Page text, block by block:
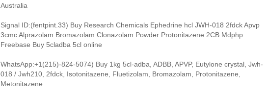
Australia
Signal ID:(fentpint.33) Buy Research Chemicals Ephedrine hcl JWH-018 2fdck Apvp
3cmc Alprazolam Bromazolam Clonazolam Powder Protonitazene 2CB Mdphp
Freebase Buy 5cladba 5cl online
WhatsApp:+1(215)-824-5074) Buy 1kg 5cl-adba, ADBB, APVP, Eutylone crystal, Jwh-
018 / Jwh210, 2fdck, Isotonitazene, Fluetizolam, Bromazolam, Protonitazene,
Metonitazene